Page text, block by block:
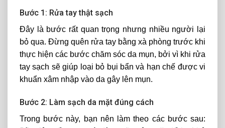
Bước 1: Rửa tay thật sạch
Đây là bước rất quan trọng nhưng nhiều người lại
bỏ qua. Đừng quên rửa tay bằng xà phòng trước khi
thực hiện các bước chăm sóc da mụn, bởi vì khi rửa
tay sạch sẽ giúp loại bỏ bụi bẩn và hạn chế được vi
khuẩn xâm nhập vào da gây lên mụn.
Bước 2: Làm sạch da mặt đúng cách
Trong bước này, bạn nên làm theo các bước sau: